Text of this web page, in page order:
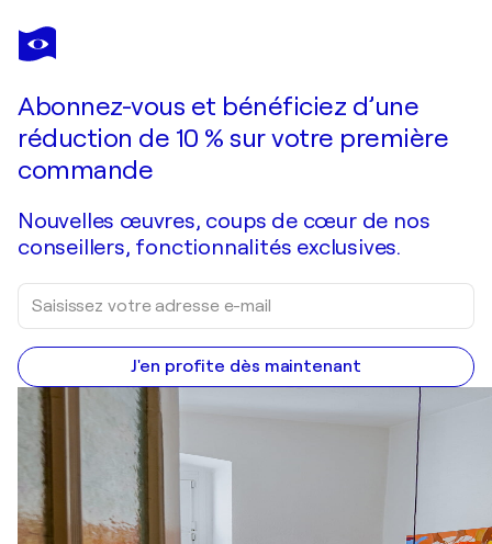
ANGELIKA KIENBERGER
Gemeinsam, klein
Abonnez-vous et bénéficiez d’une
réduction de 10 % sur votre première
commande
Nouvelles œuvres, coups de cœur de nos
conseillers, fonctionnalités exclusives.
J'en profite dès maintenant